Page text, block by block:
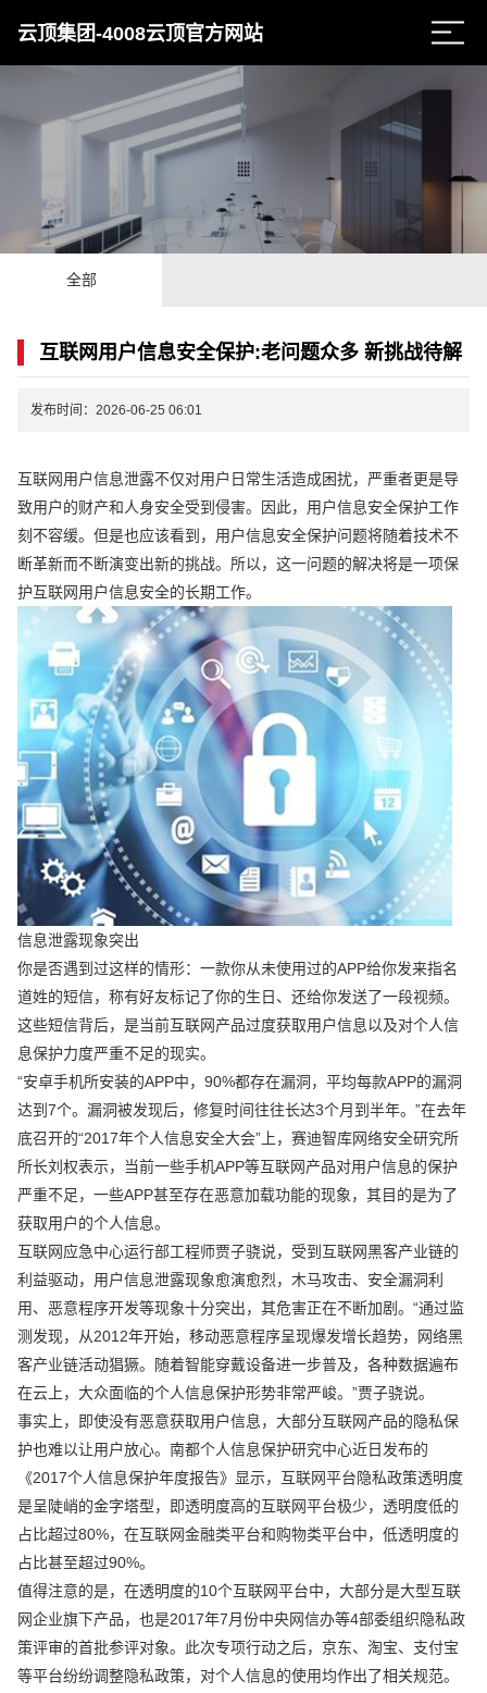
云顶集团-4008云顶官方网站
全部
互联网用户信息安全保护:老问题众多 新挑战待解
发布时间：2026-06-25 06:01
互联网用户信息泄露不仅对用户日常生活造成困扰，严重者更是导
致用户的财产和人身安全受到侵害。因此，用户信息安全保护工作
刻不容缓。但是也应该看到，用户信息安全保护问题将随着技术不
断革新而不断演变出新的挑战。所以，这一问题的解决将是一项保
护互联网用户信息安全的长期工作。
信息泄露现象突出
你是否遇到过这样的情形：一款你从未使用过的APP给你发来指名
道姓的短信，称有好友标记了你的生日、还给你发送了一段视频。
这些短信背后，是当前互联网产品过度获取用户信息以及对个人信
息保护力度严重不足的现实。
“安卓手机所安装的APP中，90%都存在漏洞，平均每款APP的漏洞
达到7个。漏洞被发现后，修复时间往往长达3个月到半年。”在去年
底召开的“2017年个人信息安全大会”上，赛迪智库网络安全研究所
所长刘权表示，当前一些手机APP等互联网产品对用户信息的保护
严重不足，一些APP甚至存在恶意加载功能的现象，其目的是为了
获取用户的个人信息。
互联网应急中心运行部工程师贾子骁说，受到互联网黑客产业链的
利益驱动，用户信息泄露现象愈演愈烈，木马攻击、安全漏洞利
用、恶意程序开发等现象十分突出，其危害正在不断加剧。“通过监
测发现，从2012年开始，移动恶意程序呈现爆发增长趋势，网络黑
客产业链活动猖獗。随着智能穿戴设备进一步普及，各种数据遍布
在云上，大众面临的个人信息保护形势非常严峻。”贾子骁说。
事实上，即使没有恶意获取用户信息，大部分互联网产品的隐私保
护也难以让用户放心。南都个人信息保护研究中心近日发布的
《2017个人信息保护年度报告》显示，互联网平台隐私政策透明度
是呈陡峭的金字塔型，即透明度高的互联网平台极少，透明度低的
占比超过80%，在互联网金融类平台和购物类平台中，低透明度的
占比甚至超过90%。
值得注意的是，在透明度的10个互联网平台中，大部分是大型互联
网企业旗下产品，也是2017年7月份中央网信办等4部委组织隐私政
策评审的首批参评对象。此次专项行动之后，京东、淘宝、支付宝
等平台纷纷调整隐私政策，对个人信息的使用均作出了相关规范。